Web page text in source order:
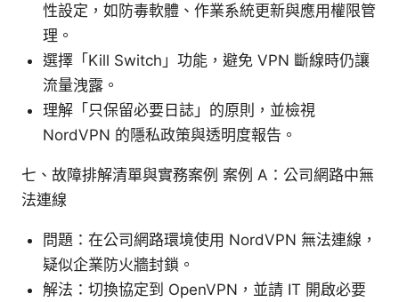
性設定，如防毒軟體、作業系統更新與應用權限管
理。
選擇「Kill Switch」功能，避免 VPN 斷線時仍讓
流量洩露。
理解「只保留必要日誌」的原則，並檢視
NordVPN 的隱私政策與透明度報告。
七、故障排解清單與實務案例 案例 A：公司網路中無
法連線
問題：在公司網路環境使用 NordVPN 無法連線，
疑似企業防火牆封鎖。
解法：切換協定到 OpenVPN，並請 IT 開啟必要